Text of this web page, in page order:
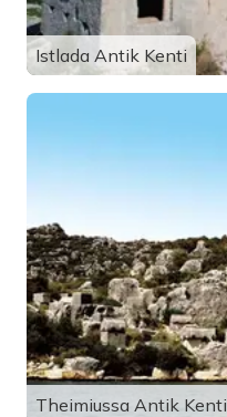
Istlada Antik Kenti
Theimiussa Antik Kenti